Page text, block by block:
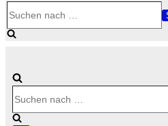
nach …
nach …